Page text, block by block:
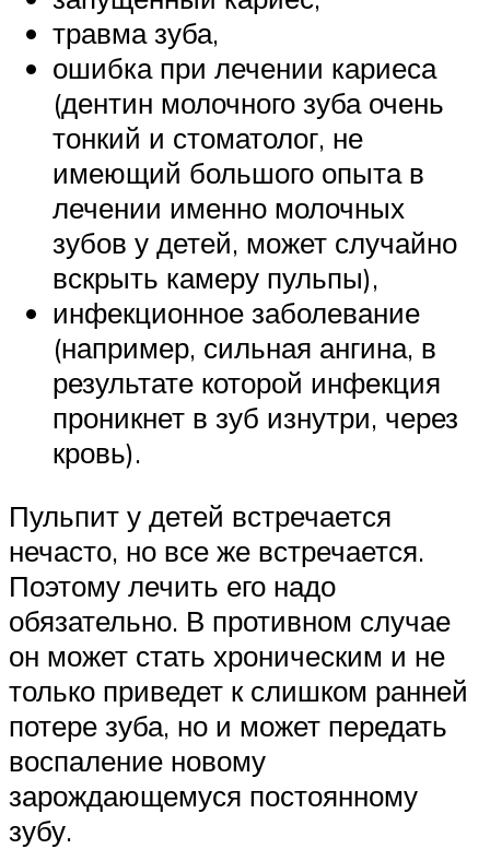
травма зуба,
ошибка при лечении кариеса
(дентин молочного зуба очень
тонкий и стоматолог, не
имеющий большого опыта в
лечении именно молочных
зубов у детей, может случайно
вскрыть камеру пульпы),
инфекционное заболевание
(например, сильная ангина, в
результате которой инфекция
проникнет в зуб изнутри, через
кровь).
Пульпит у детей встречается
нечасто, но все же встречается.
Поэтому лечить его надо
обязательно. В противном случае
он может стать хроническим и не
только приведет к слишком ранней
потере зуба, но и может передать
воспаление новому
зарождающемуся постоянному
зубу.